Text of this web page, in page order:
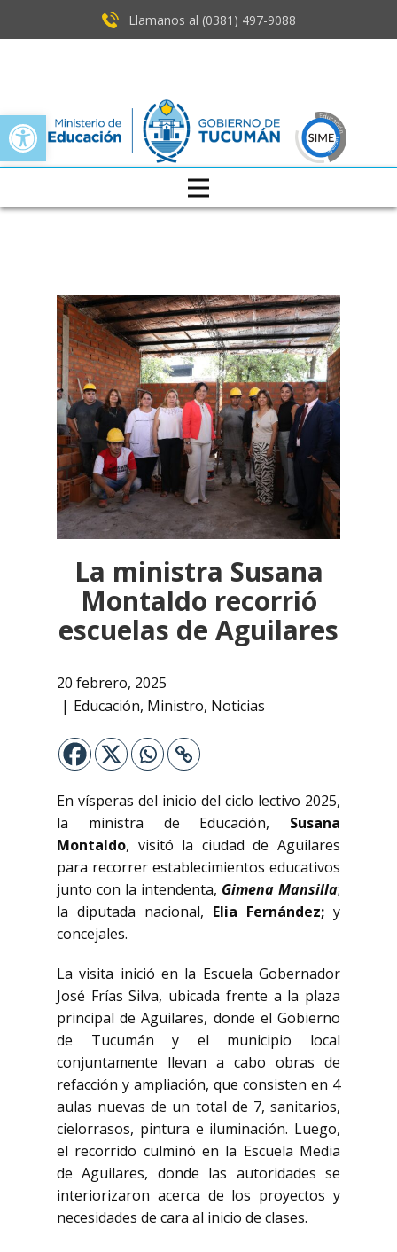
Open toolbar
Llamanos al (0381) ​497-9088
La ministra Susana
Montaldo recorrió
escuelas de Aguilares
20 febrero, 2025
Educación, Ministro, Noticias
En vísperas del inicio del ciclo lectivo 2025,
la ministra de Educación, Susana
Montaldo, visitó la ciudad de Aguilares
para recorrer establecimientos educativos
junto con la intendenta, Gimena Mansilla;
la diputada nacional, Elia Fernández; y
concejales.
La visita inició en la Escuela Gobernador
José Frías Silva, ubicada frente a la plaza
principal de Aguilares, donde el Gobierno
de Tucumán y el municipio local
conjuntamente llevan a cabo obras de
refacción y ampliación, que consisten en 4
aulas nuevas de un total de 7, sanitarios,
cielorrasos, pintura e iluminación. Luego,
el recorrido culminó en la Escuela Media
de Aguilares, donde las autoridades se
interiorizaron acerca de los proyectos y
necesidades de cara al inicio de clases.